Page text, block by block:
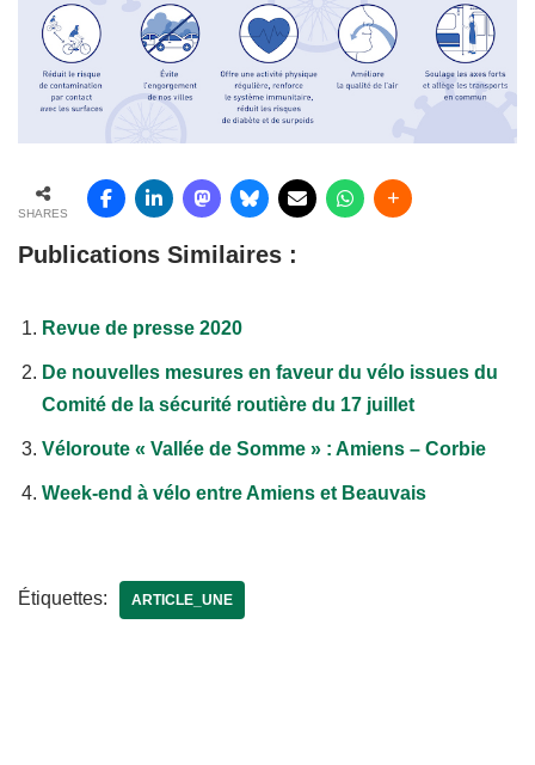
SHARES
Publications Similaires :
Revue de presse 2020
De nouvelles mesures en faveur du vélo issues du
Comité de la sécurité routière du 17 juillet
Véloroute « Vallée de Somme » : Amiens – Corbie
Week-end à vélo entre Amiens et Beauvais
Étiquettes: ARTICLE_UNE